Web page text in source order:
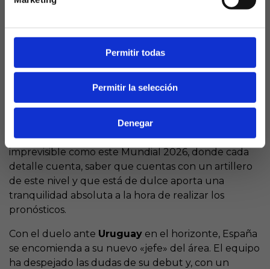
Permitir todas
Permitir la selección
Denegar
alcanzar a
, que sumó 29 tantos
El análisis para el quinielista
Para quienes preparan su boleto deLa Quiniela,
estos números son un activo de valor incalculable.
Oyarzabal es un seguro de vida. En un torneo tan
imprevisible como este Mundial 2026, donde cada
detalle cuenta, saber que cuentas con un artillero
de este nivel y que está de dulce aporta una
tranquilidad absoluta a la hora de realizar los
pronósticos.
Con el duelo ante Uruguay en el horizonte, España
se encomienda a su nuevo «jefe» del área. El equipo
ha despejado las dudas de su debut y, con un